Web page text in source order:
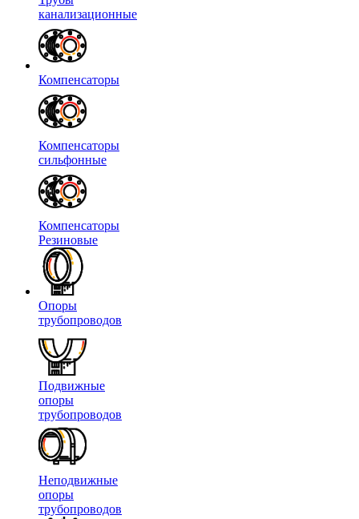
канализационные
Компенсаторы
Компенсаторы
сильфонные
Компенсаторы
Резиновые
Опоры
трубопроводов
Подвижные
опоры
трубопроводов
Неподвижные
опоры
трубопроводов